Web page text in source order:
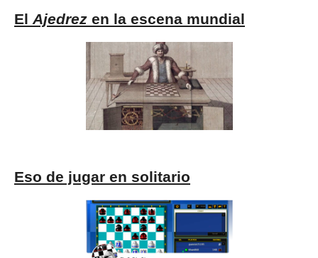
ElAjedrez en la escena mundial
Eso de jugar en solitario